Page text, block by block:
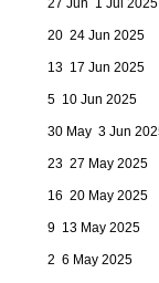
27 Jun  1 Jul 2025
20  24 Jun 2025
13  17 Jun 2025
5  10 Jun 2025
30 May  3 Jun
23  27 May 2025
16  20 May 2025
9  13 May 2025
2  6 May 2025